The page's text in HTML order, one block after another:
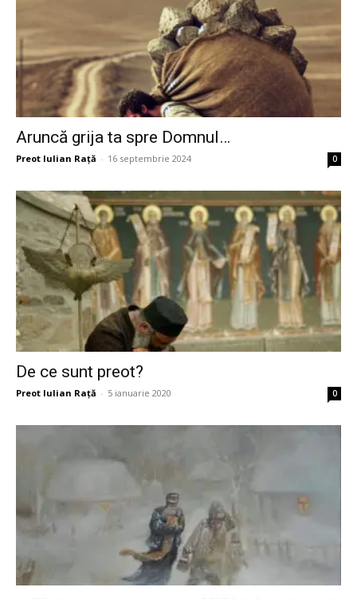
Aruncă grija ta spre Domnul…
Preot Iulian Raţă - 16 septembrie 2024 0
De ce sunt preot?
Preot Iulian Raţă - 5 ianuarie 2020 0